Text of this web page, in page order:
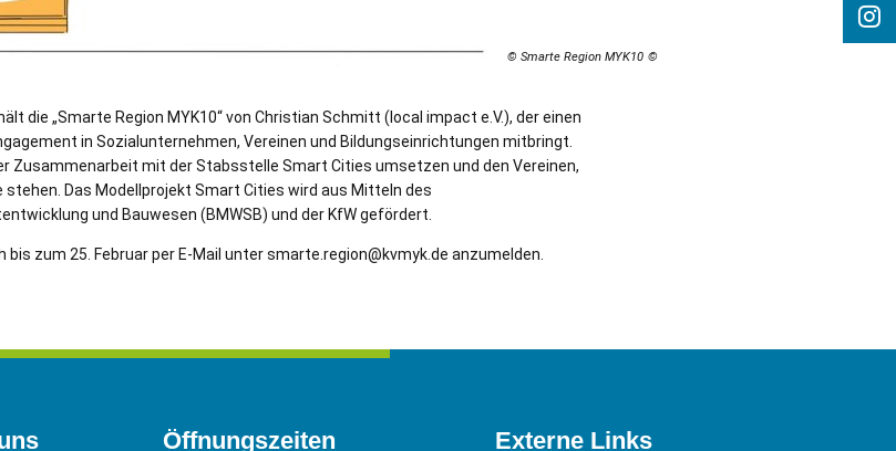
© Smarte Region MYK10
die „Smarte Region MYK10“ von Christian Schmitt (local impact e.V.), der einen
in Sozialunternehmen, Vereinen und Bildungseinrichtungen mitbringt.
Zusammenarbeit mit der Stabsstelle Smart Cities umsetzen und den Vereinen,
Das Modellprojekt Smart Cities wird aus Mitteln des
und Bauwesen (BMWSB) und der KfW gefördert.
zum 25. Februar per E-Mail unter smarte.region@kvmyk.de anzumelden.
Öffnungszeiten Externe Links